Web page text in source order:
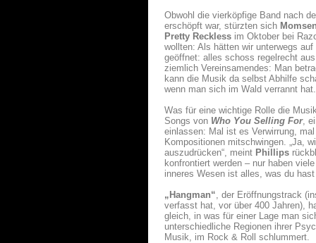
Obwohl die vierköpfige Band nach
erschöpft war, stürzten sich
Pretty Reckless im Oktober bei
wollten: Als hätten wir unterwegs
geöffnet: alles schoss regelrecht
ziemlich Vereinsamendes: Man
kann die Musik da selbst Abhilfe
wenn man sich im Wald verrannt
Was für eine wichtige Rolle die
Songs von Who You Selling For,
einlassen: Mal ist es Verwirrung,
Kompositionen mitschwingen. „Ja,
auszudrücken“, meint Phillips
konfrontiert werden – nur haben
inneres Wesen ist alles, was du
„Hangman“, der Eröffnungstrack
verfasst hat, vor über 400 Jahren),
gleich, in was für einer Lage man
unterschiedliche Regionen ihrer
Musik, im Rock & Roll schlummert.